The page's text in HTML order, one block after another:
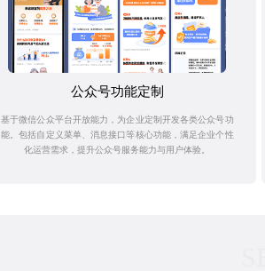
公众号功能定制
基于微信公众平台开放能力，为企业定制开发各类公众号功
能。包括自定义菜单、消息接口等核心功能，满足企业个性
化运营需求，提升公众号服务能力与用户体验。